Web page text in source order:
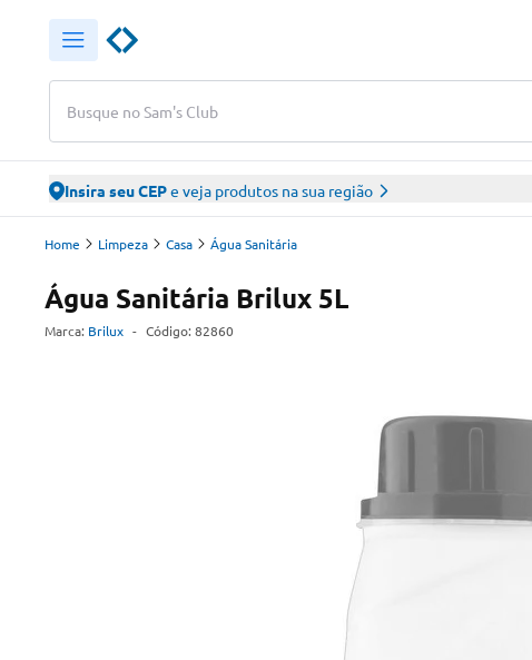
Busque no Sam's Club
Insira seu CEPe veja produtos na sua região
Home Limpeza Casa Água Sanitária
Água Sanitária Brilux 5L
Marca: Brilux - Código: 82860